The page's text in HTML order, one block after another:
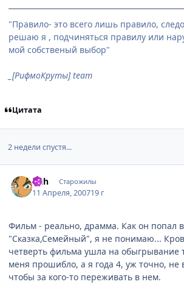
"Правило- это всего лишь правило,
решаю я , подчиняться правилу или
мой собственый выбор"
_[РифмоКруты] team
Цитата
2 недели спустя...
Sith Старожилы
11 Апреля, 200719 г
Фильм - реально, драмма. Как он попал
"Сказка,Семейный", я не понимаю...
четверть фильма ушла на обыгрывание
меня прошибло, а я года 4, уж точно, не
чтобы за кого-то переживать в нем.